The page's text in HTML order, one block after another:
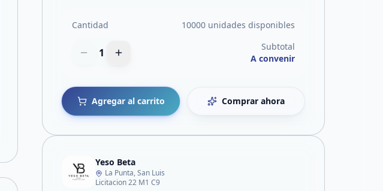
Cantidad 10000 unidades disponibles
1
Subtotal
A convenir
Agregar al carrito Comprar ahora
Yeso Beta
La Punta, San Luis
Licitacion 22 M1 C9